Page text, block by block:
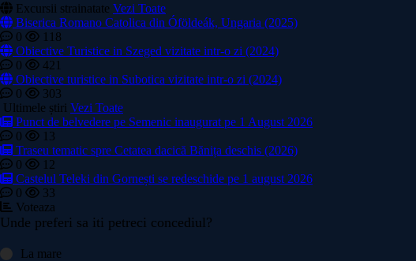
Excursii strainatate Vezi Toate
Biserica Romano Catolica din Óföldeák, Ungaria (2025)
0
118
Obiective Turistice in Szeged vizitate intr-o zi (2024)
0
421
Obiective turistice in Subotica vizitate intr-o zi (2024)
0
303
Ultimele știri Vezi Toate
Punct de belvedere pe Semenic inaugurat pe 1 August 2026
0
13
Traseu tematic spre Cetatea dacică Bănița deschis (2026)
0
12
Castelul Teleki din Gornești se redeschide pe 1 august 2026
0
33
Voteaza
Unde preferi sa iti petreci concediul?
La mare